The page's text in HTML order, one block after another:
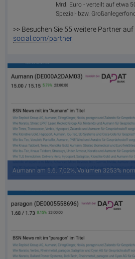
Mrd. Euro - verteilt auf etwa
Spezial- bzw.
>> Besuchen Sie 55 weitere Partner auf
social.com/partner
Aumann am 5.6. 7,02%, Volumen 3253%